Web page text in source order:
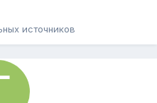
источников